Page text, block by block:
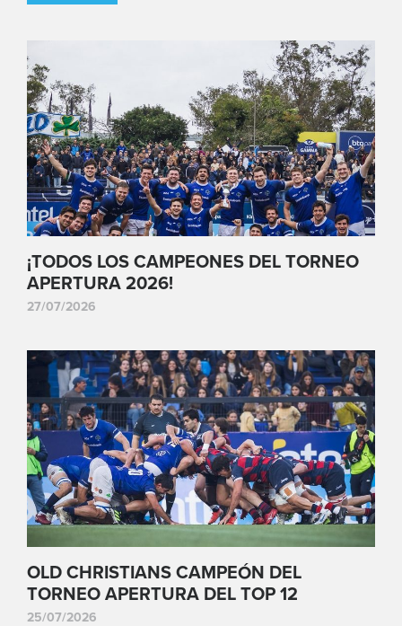
¡TODOS LOS CAMPEONES DEL TORNEO
APERTURA 2026!
27/07/2026
OLD CHRISTIANS CAMPEÓN DEL
TORNEO APERTURA DEL TOP 12
25/07/2026